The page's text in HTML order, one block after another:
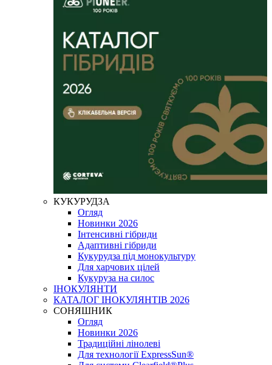
КУКУРУДЗА
Огляд
Новинки 2026
Інтенсивні гібриди
Адаптивні гібриди
Кукурудза під монокультуру
Для харчових цілей
Кукуруза на силос
ІНОКУЛЯНТИ
КАТАЛОГ ІНОКУЛЯНТІВ 2026
СОНЯШНИК
Огляд
Новинки 2026
Традиційні лінолеві
Для технології ExpressSun®